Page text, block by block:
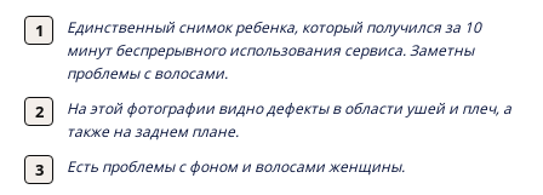
Единственный снимок ребенка, который получился за 10
минут беспрерывного использования сервиса. Заметны
проблемы с волосами.
На этой фотографии видно дефекты в области ушей и плеч, а
также на заднем плане.
Есть проблемы с фоном и волосами женщины.